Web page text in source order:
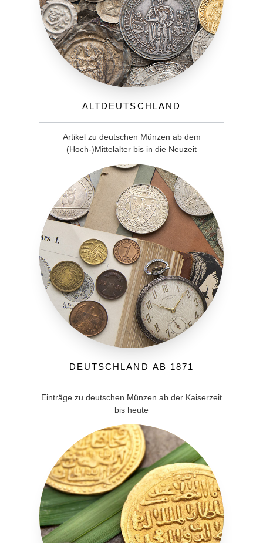
Altdeutschland
Artikel zu deutschen Münzen ab dem
(Hoch-)Mittelalter bis in die Neuzeit
Deutschland ab 1871
Einträge zu deutschen Münzen ab der Kaiserzeit
bis heute